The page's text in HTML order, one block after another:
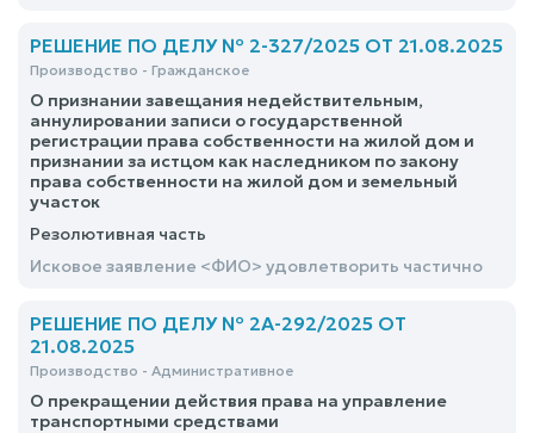
РЕШЕНИЕ ПО ДЕЛУ № 2-327/2025 ОТ 21.08.2025
Производство - Гражданское
О признании завещания недействительным,
аннулировании записи о государственной
регистрации права собственности на жилой дом и
признании за истцом как наследником по закону
права собственности на жилой дом и земельный
участок
Резолютивная часть
Исковое заявление <ФИО> удовлетворить частично
РЕШЕНИЕ ПО ДЕЛУ № 2А-292/2025 ОТ
21.08.2025
Производство - Административное
О прекращении действия права на управление
транспортными средствами